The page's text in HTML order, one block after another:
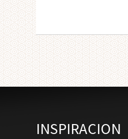
INSPIRACION